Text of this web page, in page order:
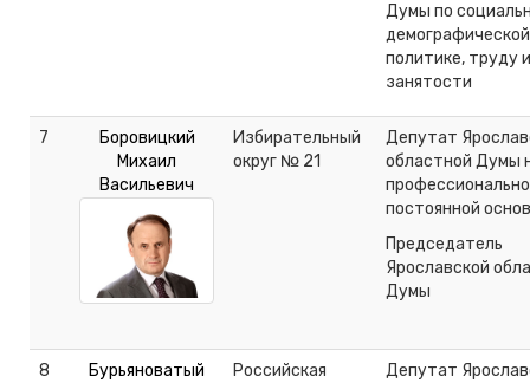
Думы по
демографической
политике, труду и
занятости
7
Боровицкий
Михаил
Васильевич
Избирательный
округ № 21
Депутат
областной Думы
постоянной
Председатель
Ярославской
Думы
8
Бурьяноватый
Российская
Депутат